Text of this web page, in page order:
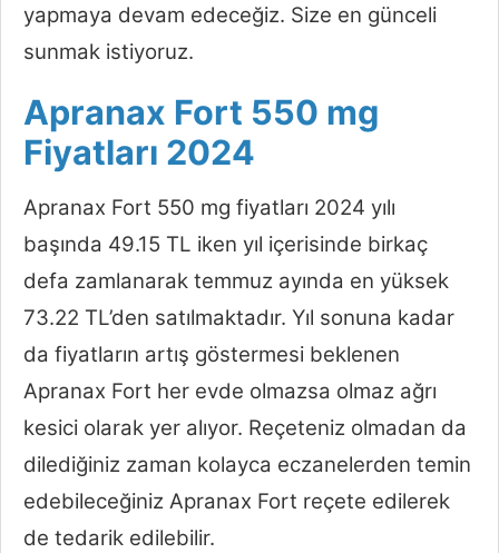
yapmaya devam edeceğiz. Size en günceli
sunmak istiyoruz.
Apranax Fort 550 mg
Fiyatları 2024
Apranax Fort 550 mg fiyatları 2024 yılı
başında 49.15 TL iken yıl içerisinde birkaç
defa zamlanarak temmuz ayında en yüksek
73.22 TL’den satılmaktadır. Yıl sonuna kadar
da fiyatların artış göstermesi beklenen
Apranax Fort her evde olmazsa olmaz ağrı
kesici olarak yer alıyor. Reçeteniz olmadan da
dilediğiniz zaman kolayca eczanelerden temin
edebileceğiniz Apranax Fort reçete edilerek
de tedarik edilebilir.